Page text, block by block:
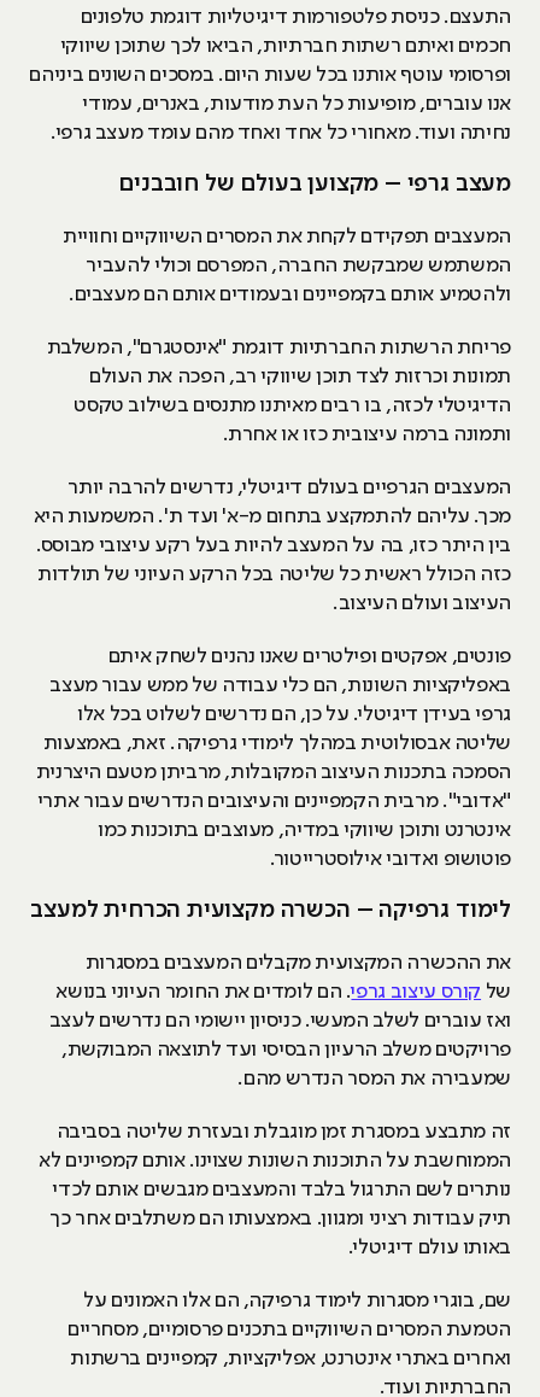
התעצם. כניסת פלטפורמות דיגיטליות דוגמת טלפונים
חכמים ואיתם רשתות חברתיות, הביאו לכך שתוכן שיווקי
ופרסומי עוטף אותנו בכל שעות היום. במסכים השונים ביניהם
אנו עוברים, מופיעות כל העת מודעות, באנרים, עמודי
נחיתה ועוד. מאחורי כל אחד ואחד מהם עומד מעצב גרפי.
מעצב גרפי – מקצוען בעולם של חובבנים
המעצבים תפקידם לקחת את המסרים השיווקיים וחוויית
המשתמש שמבקשת החברה, המפרסם וכולי להעביר
ולהטמיע אותם בקמפיינים ובעמודים אותם הם מעצבים.
פריחת הרשתות החברתיות דוגמת "אינסטגרם", המשלבת
תמונות וכרזות לצד תוכן שיווקי רב, הפכה את העולם
הדיגיטלי לכזה, בו רבים מאיתנו מתנסים בשילוב טקסט
ותמונה ברמה עיצובית כזו או אחרת.
המעצבים הגרפיים בעולם דיגיטלי, נדרשים להרבה יותר
מכך. עליהם להתמקצע בתחום מ-א' ועד ת'. המשמעות היא
בין היתר כזו, בה על המעצב להיות בעל רקע עיצובי מבוסס.
כזה הכולל ראשית כל שליטה בכל הרקע העיוני של תולדות
העיצוב ועולם העיצוב.
פונטים, אפקטים ופילטרים שאנו נהנים לשחק איתם
באפליקציות השונות, הם כלי עבודה של ממש עבור מעצב
גרפי בעידן דיגיטלי. על כן, הם נדרשים לשלוט בכל אלו
שליטה אבסולוטית במהלך לימודי גרפיקה. זאת, באמצעות
הסמכה בתכנות העיצוב המקובלות, מרביתן מטעם היצרנית
"אדובי". מרבית הקמפיינים והעיצובים הנדרשים עבור אתרי
אינטרנט ותוכן שיווקי במדיה, מעוצבים בתוכנות כמו
פוטושופ ואדובי אילוסטרייטור.
לימוד גרפיקה – הכשרה מקצועית הכרחית למעצב
את ההכשרה המקצועית מקבלים המעצבים במסגרות
של קורס עיצוב גרפי. הם לומדים את החומר העיוני בנושא
ואז עוברים לשלב המעשי. כניסיון יישומי הם נדרשים לעצב
פרויקטים משלב הרעיון הבסיסי ועד לתוצאה המבוקשת,
שמעבירה את המסר הנדרש מהם.
זה מתבצע במסגרת זמן מוגבלת ובעזרת שליטה בסביבה
הממוחשבת על התוכנות השונות שצוינו. אותם קמפיינים לא
נותרים לשם התרגול בלבד והמעצבים מגבשים אותם לכדי
תיק עבודות רציני ומגוון. באמצעותו הם משתלבים אחר כך
באותו עולם דיגיטלי.
שם, בוגרי מסגרות לימוד גרפיקה, הם אלו האמונים על
הטמעת המסרים השיווקיים בתכנים פרסומיים, מסחריים
ואחרים באתרי אינטרנט, אפליקציות, קמפיינים ברשתות
החברתיות ועוד.